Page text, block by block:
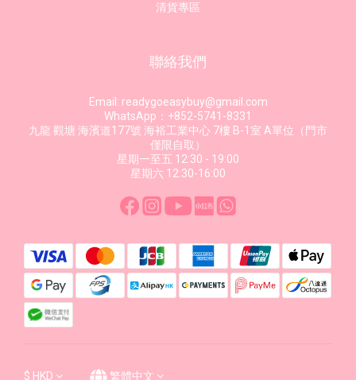
清貨專區
聯絡我們
Email: readygoeasybuy@gmail.com
WhatsApp：+852-5741-8331
九龍 觀塘 海濱道177號 海裕工業中心 7樓 B-1室 A單位（門市
僅限自取）
星期一至五 12:30 - 19:00
星期六 12:30-16:00
$ HKD 繁體中文